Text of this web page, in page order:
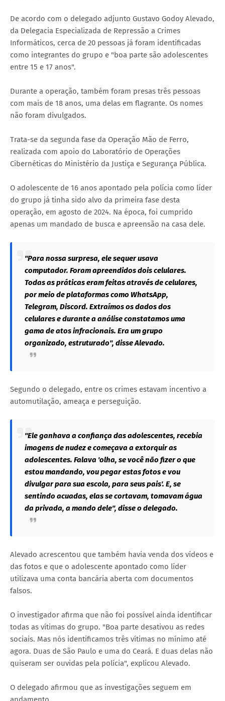
De acordo com o delegado adjunto Gustavo Godoy Alevado,
da Delegacia Especializada de Repressão a Crimes
Informáticos, cerca de 20 pessoas já foram identificadas
como integrantes do grupo e "boa parte são adolescentes
entre 15 e 17 anos".
Durante a operação, também foram presas três pessoas
com mais de 18 anos, uma delas em flagrante. Os nomes
não foram divulgados.
Trata-se da segunda fase da Operação Mão de Ferro,
realizada com apoio do Laboratório de Operações
Cibernéticas do Ministério da Justiça e Segurança Pública.
O adolescente de 16 anos apontado pela polícia como líder
do grupo já tinha sido alvo da primeira fase desta
operação, em agosto de 2024. Na época, foi cumprido
apenas um mandado de busca e apreensão na casa dele.
"Para nossa surpresa, ele sequer usava
computador. Foram apreendidos dois celulares.
Todas as práticas eram feitas através de celulares,
por meio de plataformas como WhatsApp,
Telegram, Discord. Extraímos os dados dos
celulares e durante a análise constatamos uma
gama de atos infracionais. Era um grupo
organizado, estruturado", disse Alevado.
Segundo o delegado, entre os crimes estavam incentivo a
automutilação, ameaça e perseguição.
"Ele ganhava a confiança das adolescentes, recebia
imagens de nudez e começava a extorquir as
adolescentes. Falava 'olha, se você não fizer o que
estou mandando, vou pegar estas fotos e vou
divulgar para sua escola, para seus pais'. E, se
sentindo acuadas, elas se cortavam, tomavam água
da privada, a mando dele", disse o delegado.
Alevado acrescentou que também havia venda dos vídeos e
das fotos e que o adolescente apontado como líder
utilizava uma conta bancária aberta com documentos
falsos.
O investigador afirma que não foi possível ainda identificar
todas as vítimas do grupo. "Boa parte desativou as redes
sociais. Mas nós identificamos três vítimas no mínimo até
agora. Duas de São Paulo e uma do Ceará. E duas delas não
quiseram ser ouvidas pela polícia", explicou Alevado.
O delegado afirmou que as investigações seguem em